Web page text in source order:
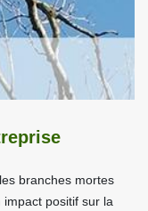
branches mortes
positif sur la